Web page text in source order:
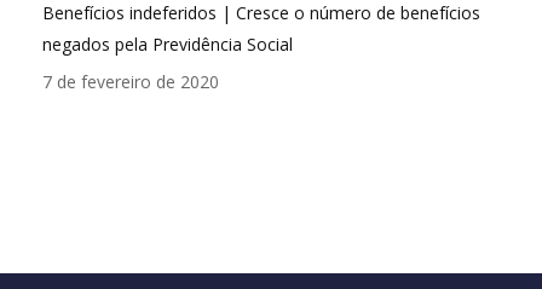
Benefícios indeferidos | Cresce o número de benefícios
negados pela Previdência Social
7 de fevereiro de 2020